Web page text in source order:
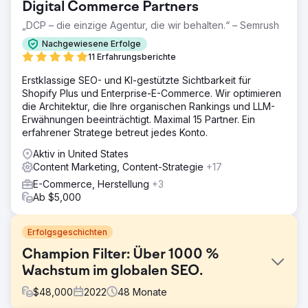
Digital Commerce Partners
„DCP – die einzige Agentur, die wir behalten.“ – Semrush
Nachgewiesene Erfolge
11 Erfahrungsberichte
Erstklassige SEO- und KI-gestützte Sichtbarkeit für
Shopify Plus und Enterprise-E-Commerce. Wir optimieren
die Architektur, die Ihre organischen Rankings und LLM-
Erwähnungen beeinträchtigt. Maximal 15 Partner. Ein
erfahrener Stratege betreut jedes Konto.
Aktiv in United States
Content Marketing, Content-Strategie +17
E-Commerce, Herstellung +3
Ab $5,000
Erfolgsgeschichten
Champion Filter: Über 1000 %
Wachstum im globalen SEO.
$48,000 2022 48 Monate